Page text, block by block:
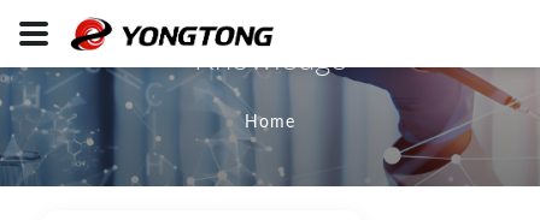
Knowledge
Home